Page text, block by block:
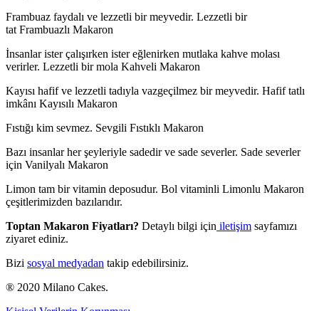
Frambuaz faydalı ve lezzetli bir meyvedir. Lezzetli bir
tat Frambuazlı Makaron
İnsanlar ister çalışırken ister eğlenirken mutlaka kahve molası
verirler. Lezzetli bir mola Kahveli Makaron
Kayısı hafif ve lezzetli tadıyla vazgeçilmez bir meyvedir. Hafif tatlı
imkânı Kayısılı Makaron
Fıstığı kim sevmez. Sevgili Fıstıklı Makaron
Bazı insanlar her şeyleriyle sadedir ve sade severler. Sade severler
için Vanilyalı Makaron
Limon tam bir vitamin deposudur. Bol vitaminli Limonlu Makaron
çeşitlerimizden bazılarıdır.
Toptan Makaron Fiyatları? Detaylı bilgi için iletişim sayfamızı
ziyaret ediniz.
Bizi sosyal medyadan takip edebilirsiniz.
® 2020 Milano Cakes.